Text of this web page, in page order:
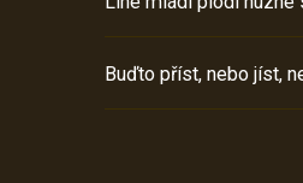
Buďto příst, nebo jíst,